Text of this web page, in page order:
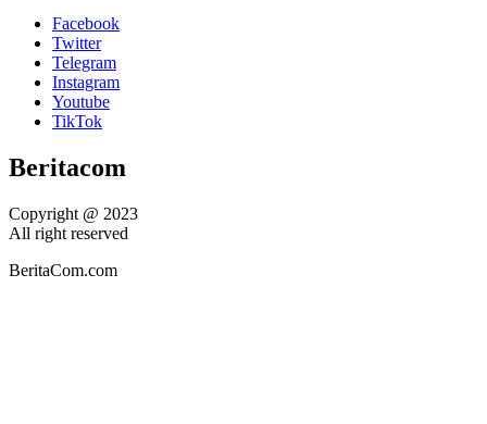
Facebook
Twitter
Telegram
Instagram
Youtube
TikTok
Beritacom
Copyright @ 2023
All right reserved
BeritaCom.com